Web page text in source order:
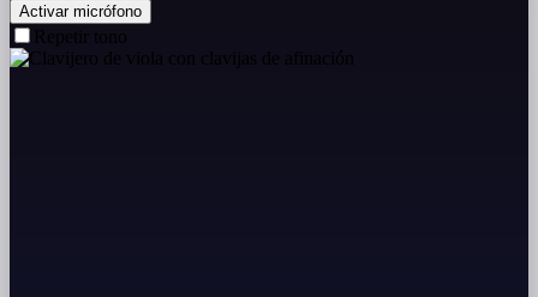
Activar micrófono
Repetir tono